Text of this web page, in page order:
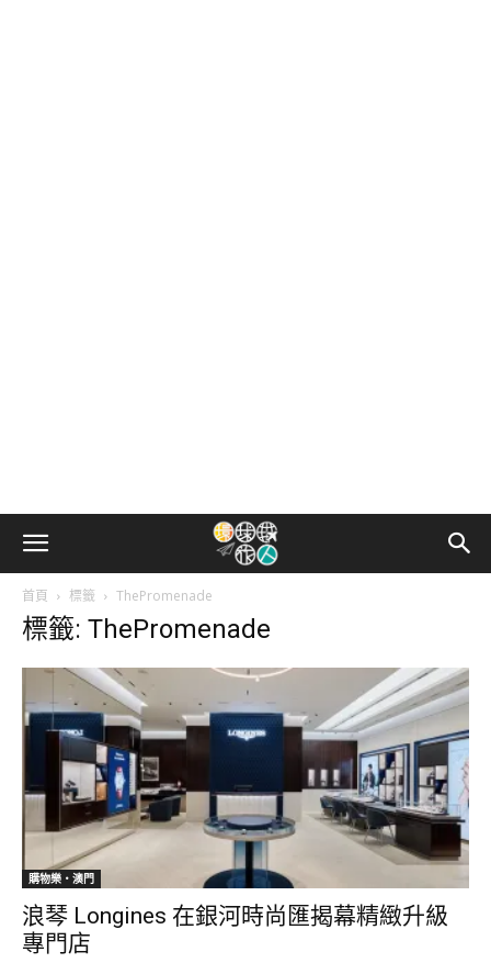
首頁 標籤 ThePromenade
標籤: ThePromenade
購物樂‧澳門
浪琴 Longines 在銀河時尚匯揭幕精緻升級
專門店